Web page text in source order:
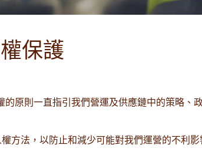
保護
的原則一直指引我們營運及供應鏈中的策略
方法，以防止和減少可能對我們運營的不利